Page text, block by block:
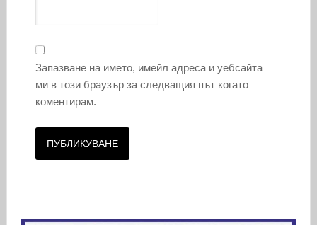
Запазване на името, имейл адреса и уебсайта
ми в този браузър за следващия път когато
коментирам.